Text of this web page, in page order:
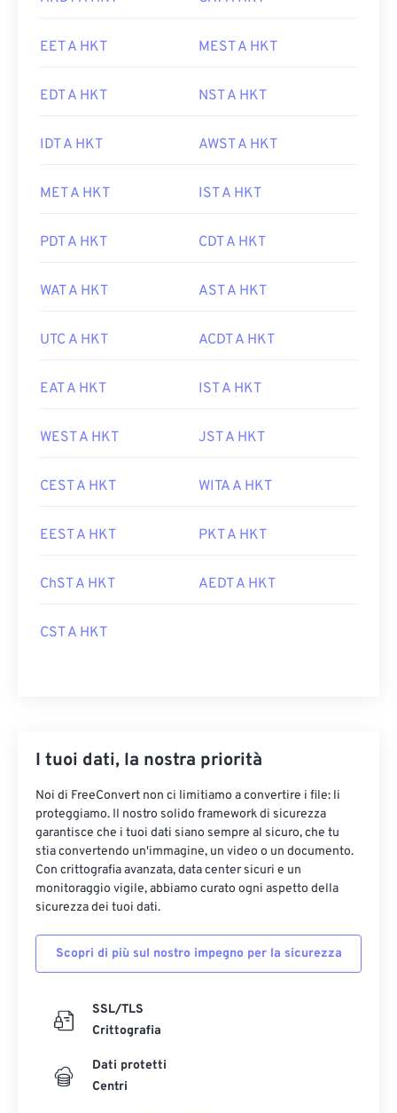
EET A HKT MEST A HKT
EDT A HKT NST A HKT
IDT A HKT AWST A HKT
MET A HKT IST A HKT
PDT A HKT CDT A HKT
WAT A HKT AST A HKT
UTC A HKT ACDT A HKT
EAT A HKT IST A HKT
WEST A HKT JST A HKT
CEST A HKT WITA A HKT
EEST A HKT PKT A HKT
ChST A HKT AEDT A HKT
CST A HKT
I tuoi dati, la nostra priorità
Noi di FreeConvert non ci limitiamo a convertire i file: li
proteggiamo. Il nostro solido framework di sicurezza
garantisce che i tuoi dati siano sempre al sicuro, che tu
stia convertendo un'immagine, un video o un documento.
Con crittografia avanzata, data center sicuri e un
monitoraggio vigile, abbiamo curato ogni aspetto della
sicurezza dei tuoi dati.
Scopri di più sul nostro impegno per la sicurezza
SSL/TLS
Crittografia
Dati protetti
Centri